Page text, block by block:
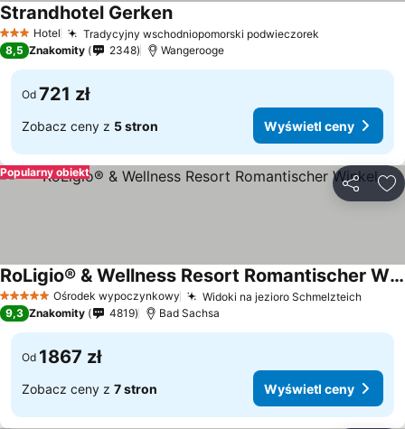
3 Kategoria
Hotel Tradycyjny wschodniopomorski podwieczorek
Strandhotel GerkenWyświetl ceny
8,5 Znakomity 2348 Wangerooge
Od 721 zł
Zobacz ceny z 5 stron Wyświetl ceny
Popularny obiekt
5 KategoriaOśrodek wypoczynkowy Widoki na jezioro Schmelzteich
RoLigio® & Wellness Resort Romantischer Winkel
Wyświetl ceny
9,3 Znakomity 4819 Bad Sachsa
Od 1867 zł
Zobacz ceny z 7 stron Wyświetl ceny